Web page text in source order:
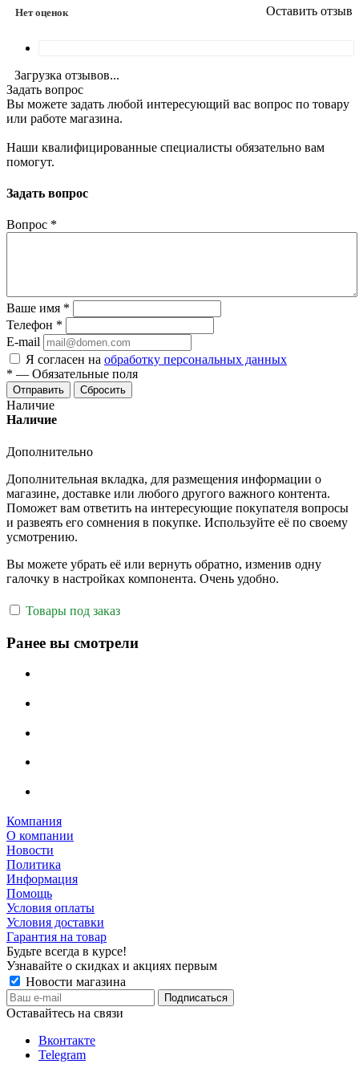
Нет оценок Оставить отзыв
Загрузка отзывов...
Задать вопрос
Вы можете задать любой интересующий вас вопрос по товару
или работе магазина.
Наши квалифицированные специалисты обязательно вам
помогут.
Задать вопрос
Вопрос *
Ваше имя *
Телефон *
E-mail
Я согласен на обработку персональных данных
* — Обязательные поля
Отправить Сбросить
Наличие
Наличие
Дополнительно
Дополнительная вкладка, для размещения информации о
магазине, доставке или любого другого важного контента.
Поможет вам ответить на интересующие покупателя вопросы
и развеять его сомнения в покупке. Используйте её по своему
усмотрению.
Вы можете убрать её или вернуть обратно, изменив одну
галочку в настройках компонента. Очень удобно.
Товары под заказ
Ранее вы смотрели
Компания
О компании
Новости
Политика
Информация
Помощь
Условия оплаты
Условия доставки
Гарантия на товар
Будьте всегда в курсе!
Узнавайте о скидках и акциях первым
Новости магазина
Оставайтесь на связи
Вконтакте
Telegram